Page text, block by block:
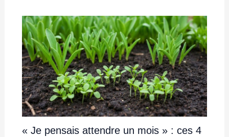
« Je pensais attendre un mois » : ces 4